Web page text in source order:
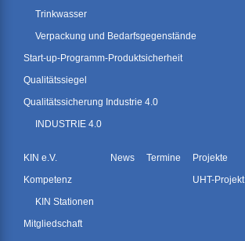
Trinkwasser
Verpackung und Bedarfsgegenstände
Start-up-Programm-Produktsicherheit
Qualitätssiegel
Qualitätssicherung Industrie 4.0
INDUSTRIE 4.0
KIN e.V.
Kompetenz
KIN Stationen
Mitgliedschaft
News Termine
Projekte
UHT-Projekt